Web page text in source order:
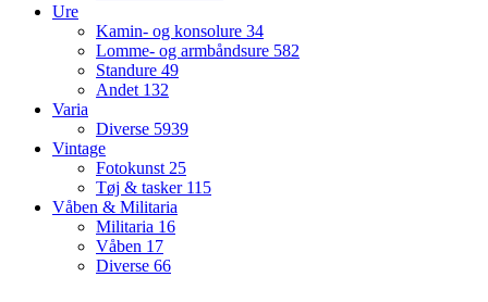
Ure
Kamin- og konsolure 34
Lomme- og armbåndsure 582
Standure 49
Andet 132
Varia
Diverse 5939
Vintage
Fotokunst 25
Tøj & tasker 115
Våben & Militaria
Militaria 16
Våben 17
Diverse 66